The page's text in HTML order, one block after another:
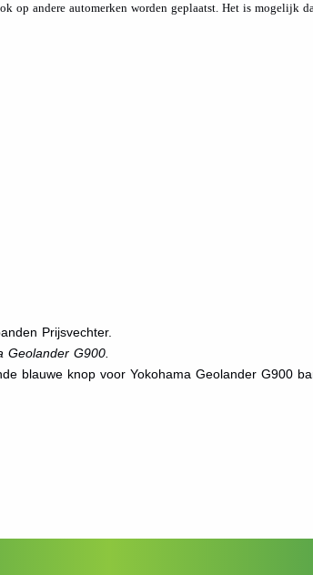
op andere automerken worden geplaatst. Het is mogelijk
Prijsvechter.
Geolander G900.
blauwe knop voor Yokohama Geolander G900